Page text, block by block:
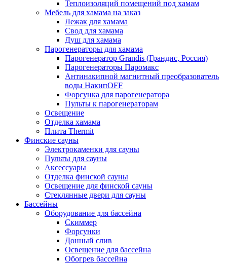
Теплоизоляций помещений под хамам
Мебель для хамама на заказ
Лежак для хамама
Свод для хамама
Душ для хамама
Парогенераторы для хамама
Парогенератор Grandis (Грандис, Россия)
Парогенераторы Паромакс
Антинакипной магнитный преобразователь
воды НакипOFF
Форсунка для парогенератора
Пульты к парогенераторам
Освещение
Отделка хамама
Плита Thermit
Финские сауны
Электрокаменки для сауны
Пульты для сауны
Аксессуары
Отделка финской сауны
Освещение для финской сауны
Стеклянные двери для сауны
Бассейны
Оборудование для бассейна
Скиммер
Форсунки
Донный слив
Освещение для бассейна
Обогрев бассейна